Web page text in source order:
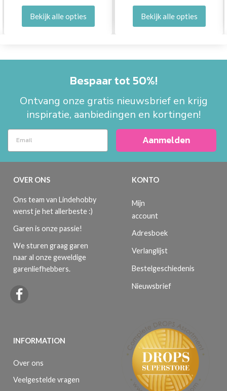
Bekijk alle opties Bekijk alle opties
Bespaar tot 50%!
Ontvang onze gratis nieuwsbrief en krijg
inspiratie, aanbiedingen en kortingen!
Aanmelden
OVER ONS
Ons team van Lindehobby
wenst je het allerbeste :)
Garen is onze passie!
We sturen graag garen
naar al onze geweldige
garenliefhebbers.
INFORMATION
Over ons
Veelgestelde vragen
KONTO
Mijn
account
Adresboek
Verlanglijst
Bestelgeschiedenis
Nieuwsbrief